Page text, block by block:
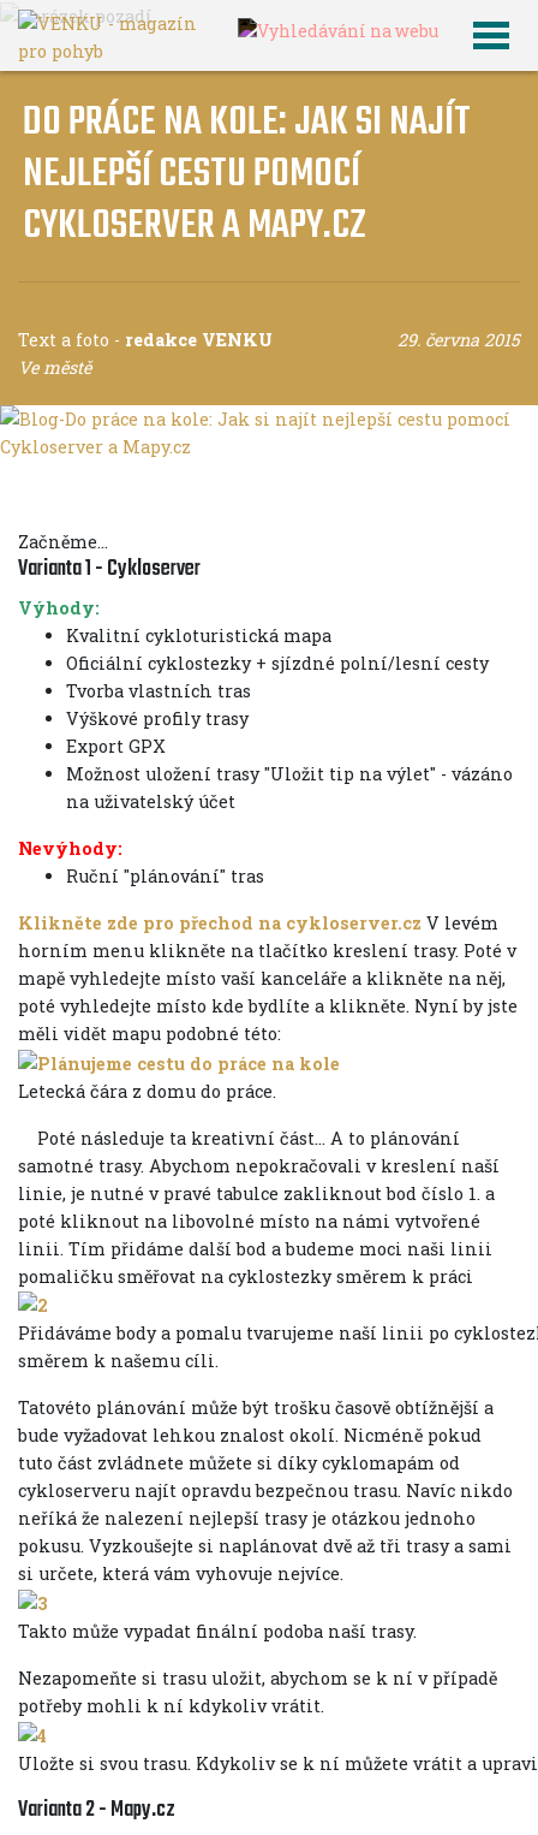
DO PRÁCE NA KOLE: JAK SI NAJÍT
NEJLEPŠÍ CESTU POMOCÍ
CYKLOSERVER A MAPY.CZ
Text a foto - redakce VENKU
29. června 2015
Ve městě
Začněme...
Varianta 1 - Cykloserver
Výhody:
Kvalitní cykloturistická mapa
Oficiální cyklostezky + sjízdné polní/lesní cesty
Tvorba vlastních tras
Výškové profily trasy
Export GPX
Možnost uložení trasy "Uložit tip na výlet" - vázáno
na uživatelský účet
Nevýhody:
Ruční "plánování" tras
Klikněte zde pro přechod na cykloserver.cz V levém
horním menu klikněte na tlačítko kreslení trasy. Poté v
mapě vyhledejte místo vaší kanceláře a klikněte na něj,
poté vyhledejte místo kde bydlíte a klikněte. Nyní by jste
měli vidět mapu podobné této:
Letecká čára z domu do práce.
Poté následuje ta kreativní část... A to plánování
samotné trasy. Abychom nepokračovali v kreslení naší
linie, je nutné v pravé tabulce zakliknout bod číslo 1. a
poté kliknout na libovolné místo na námi vytvořené
linii. Tím přidáme další bod a budeme moci naši linii
pomaličku směřovat na cyklostezky směrem k práci
Přidáváme body a pomalu tvarujeme naší linii po
směrem k našemu cíli.
Tatovéto plánování může být trošku časově obtížnější a
bude vyžadovat lehkou znalost okolí. Nicméně pokud
tuto část zvládnete můžete si díky cyklomapám od
cykloserveru najít opravdu bezpečnou trasu. Navíc nikdo
neříká že nalezení nejlepší trasy je otázkou jednoho
pokusu. Vyzkoušejte si naplánovat dvě až tři trasy a sami
si určete, která vám vyhovuje nejvíce.
Takto může vypadat finální podoba naší trasy.
Nezapomeňte si trasu uložit, abychom se k ní v případě
potřeby mohli k ní kdykoliv vrátit.
Uložte si svou trasu. Kdykoliv se k ní můžete vrátit a
Varianta 2 - Mapy.cz